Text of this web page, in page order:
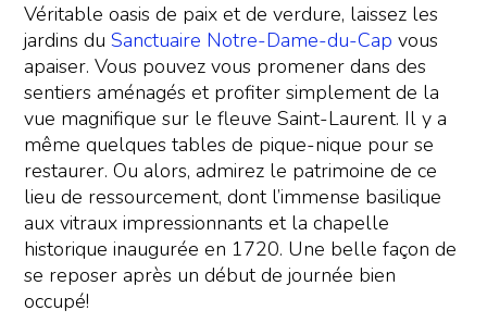
Véritable oasis de paix et de verdure, laissez les
jardins duSanctuaire Notre-Dame-du-Cap vous
apaiser. Vous pouvez vous promener dans des
sentiers aménagés et profiter simplement de la
vue magnifique sur le fleuve Saint-Laurent. Il y a
même quelques tables de pique-nique pour se
restaurer. Ou alors, admirez le patrimoine de ce
lieu de ressourcement, dont l’immense basilique
aux vitraux impressionnants et la chapelle
historique inaugurée en 1720. Une belle façon de
se reposer après un début de journée bien
occupé!